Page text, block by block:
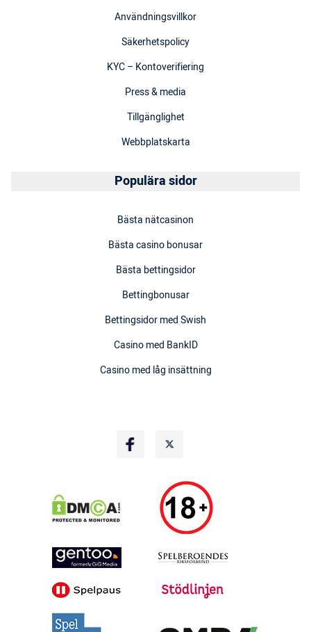
Användningsvillkor
Säkerhetspolicy
KYC – Kontoverifiering
Press & media
Tillgänglighet
Webbplatskarta
Populära sidor
Bästa nätcasinon
Bästa casino bonusar
Bästa bettingsidor
Bettingbonusar
Bettingsidor med Swish
Casino med BankID
Casino med låg insättning